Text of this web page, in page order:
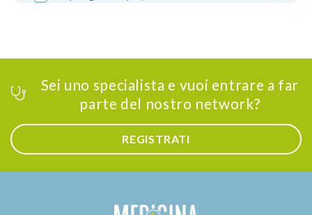
Sei uno specialista e vuoi entrare a far
parte del nostro network?
REGISTRATI